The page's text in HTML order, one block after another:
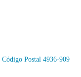
Código Postal 4936-909